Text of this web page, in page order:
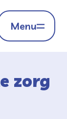
Menu
zorg